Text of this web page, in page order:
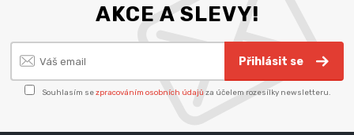
AKCE A SLEVY!
Přihlásit se
Souhlasím sezpracováním osobních údajů za účelem rozesílky newsletteru.